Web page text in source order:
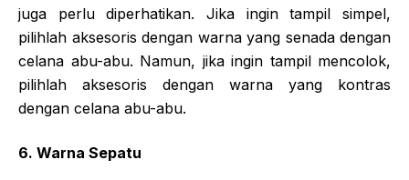
juga perlu diperhatikan. Jika ingin tampil simpel,
pilihlah aksesoris dengan warna yang senada dengan
celana abu-abu. Namun, jika ingin tampil mencolok,
pilihlah aksesoris dengan warna yang kontras
dengan celana abu-abu.
6. Warna Sepatu